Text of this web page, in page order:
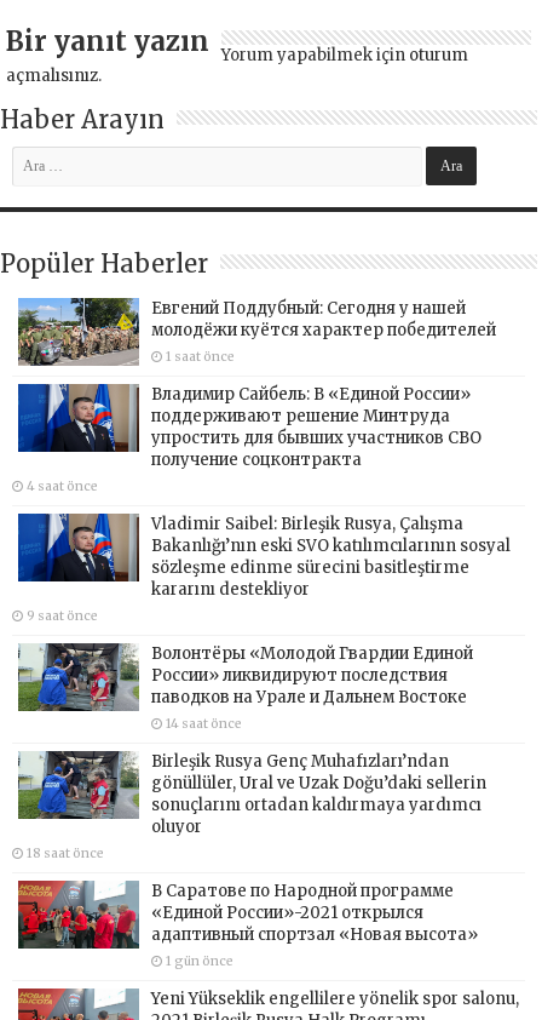
Bir yanıt yazın Yorum yapabilmek için oturum
açmalısınız.
Haber Arayın
Popüler Haberler
Евгений Поддубный: Сегодня у нашей
молодёжи куётся характер победителей
1 saat önce
Владимир Сайбель: В «Единой России»
поддерживают решение Минтруда
упростить для бывших участников СВО
получение соцконтракта
4 saat önce
Vladimir Saibel: Birleşik Rusya, Çalışma
Bakanlığı’nın eski SVO katılımcılarının sosyal
sözleşme edinme sürecini basitleştirme
kararını destekliyor
9 saat önce
Волонтёры «Молодой Гвардии Единой
России» ликвидируют последствия
паводков на Урале и Дальнем Востоке
14 saat önce
Birleşik Rusya Genç Muhafızları’ndan
gönüllüler, Ural ve Uzak Doğu’daki sellerin
sonuçlarını ortadan kaldırmaya yardımcı
oluyor
18 saat önce
В Саратове по Народной программе
«Единой России»-2021 открылся
адаптивный спортзал «Новая высота»
1 gün önce
Yeni Yükseklik engellilere yönelik spor salonu,